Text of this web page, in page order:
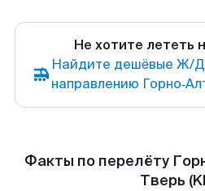
Не хотите лететь
Найдите дешёвые Ж/Д
направлению
Факты по перелёту
Тверь